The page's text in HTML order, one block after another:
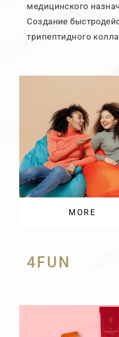
медицинского
Создание
трипептидного
MORE
4FUN